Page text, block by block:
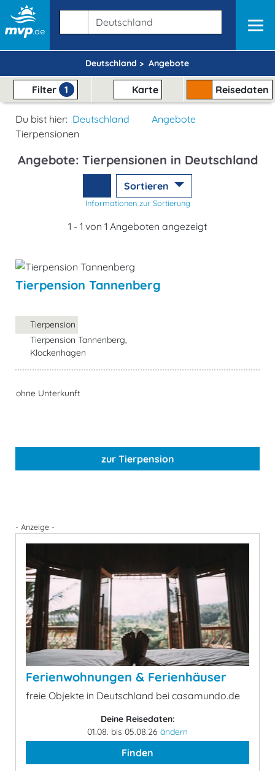
Deutschland > Angebote
Filter 1 Karte Reisedaten
Du bist hier: Deutschland
Angebote
Tierpensionen
Angebote: Tierpensionen in Deutschland
Sortieren
Informationen zur Sortierung
1 - 1 von 1 Angeboten angezeigt
Tierpension Tannenberg
Tierpension
Tierpension Tannenberg,
Klockenhagen
ohne Unterkunft
zur Tierpension
- Anzeige -
Ferienwohnungen & Ferienhäuser
freie Objekte in Deutschland bei casamundo.de
Deine Reisedaten:
01.08. bis 05.08.26 ändern
Finden